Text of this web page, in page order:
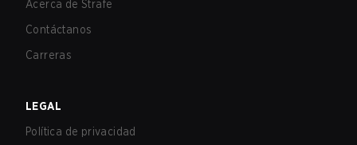
Acerca de Strafe
Contáctanos
Carreras
LEGAL
Política de privacidad